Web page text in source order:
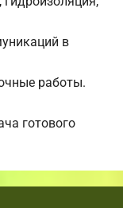
в
работы.
готового